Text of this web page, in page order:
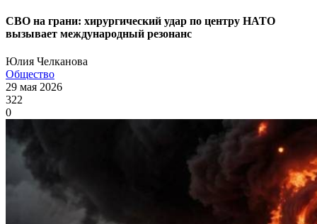
СВО на грани: хирургический удар по центру НАТО
вызывает международный резонанс
Юлия Челканова
Общество
29 мая 2026
322
0